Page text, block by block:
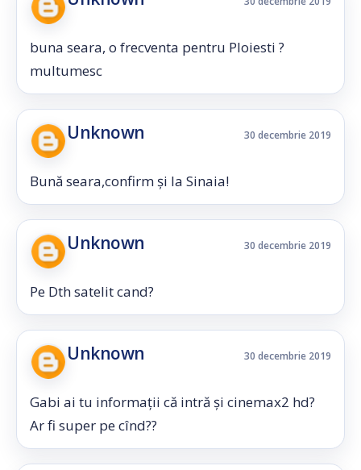
buna seara, o frecventa pentru Ploiesti ?
multumesc
Unknown 30 decembrie 2019
Bună seara,confirm și la Sinaia!
Unknown 30 decembrie 2019
Pe Dth satelit cand?
Unknown 30 decembrie 2019
Gabi ai tu informații că intră și cinemax2 hd?
Ar fi super pe cînd??